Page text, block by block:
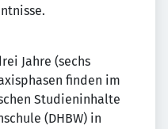
Jahre (sechs
finden im
Studieninhalte
(DHBW) in